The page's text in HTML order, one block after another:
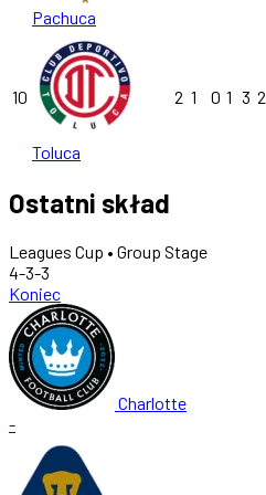
Pachuca
10
Toluca
2 1 0 1 3 2
Ostatni skład
Leagues Cup • Group Stage
4-3-3
Koniec
Charlotte
-